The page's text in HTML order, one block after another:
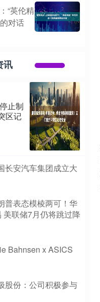
“英伦精
对话
讯
止制
区记
长安汽车集团成立大
普表态模棱两可！华
美联储7月仍将跳过降
Bahnsen x ASICS
股份：公司积极参与